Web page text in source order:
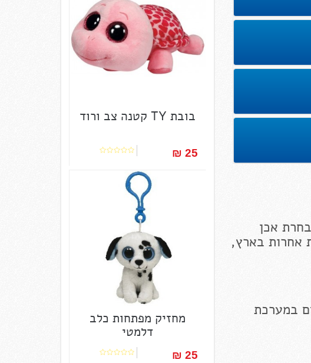
בובת TY קטנה צב ורוד
25 ₪‎
מחזיק מפתחות כלב
דלמטי
25 ₪‎
אכן
אחרות בארץ,
במערכת